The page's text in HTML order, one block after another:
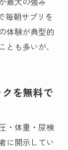
毎朝サプリを
体験が典型的
も多いが、
を無料で
・体重・尿検
に開示してい